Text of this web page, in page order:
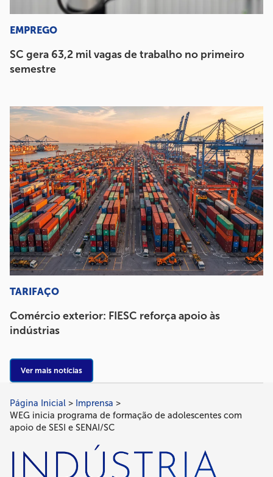
EMPREGO
SC gera 63,2 mil vagas de trabalho no primeiro
semestre
TARIFAÇO
Comércio exterior: FIESC reforça apoio às
indústrias
Ver mais notícias
Trilha
de
navegação
Página Inicial
Imprensa
WEG inicia programa de formação de adolescentes com
apoio de SESI e SENAI/SC